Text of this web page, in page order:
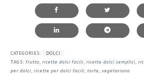
CATEGORIES:
DOLCI
TAGS:frutta,ricette dolci facili,ricette dolci semplici,
per dolci,ricette per dolci facili,torte,vegetariano